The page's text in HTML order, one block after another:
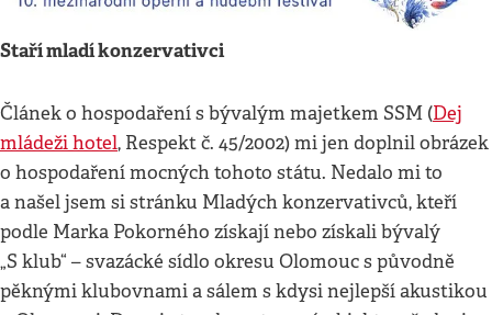
Staří mladí konzervativci
Článek o hospodaření s bývalým majetkem SSM (Dej
mládeži hotel, Respekt č. 45/2002) mi jen doplnil obrázek
o hospodaření mocných tohoto státu. Nedalo mi to
a našel jsem si stránku Mladých konzervativců, kteří
podle Marka Pokorného získají nebo získali bývalý
„S klub“ – svazácké sídlo okresu Olomouc s původně
pěknými klubovnami a sálem s kdysi nejlepší akustikou